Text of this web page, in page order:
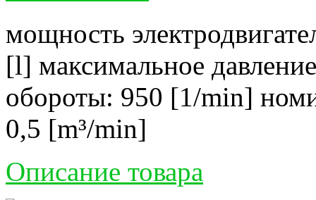
мощность
[l] максимальное
обороты: 950 [1/min]
0,5 [m³/min]
Описание товара